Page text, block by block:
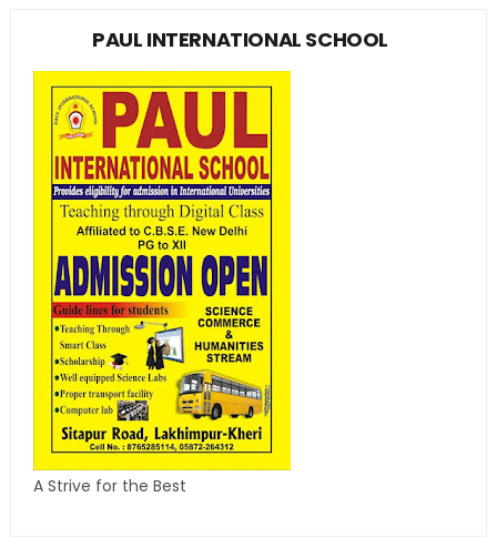
PAUL INTERNATIONAL SCHOOL
A Strive for the Best